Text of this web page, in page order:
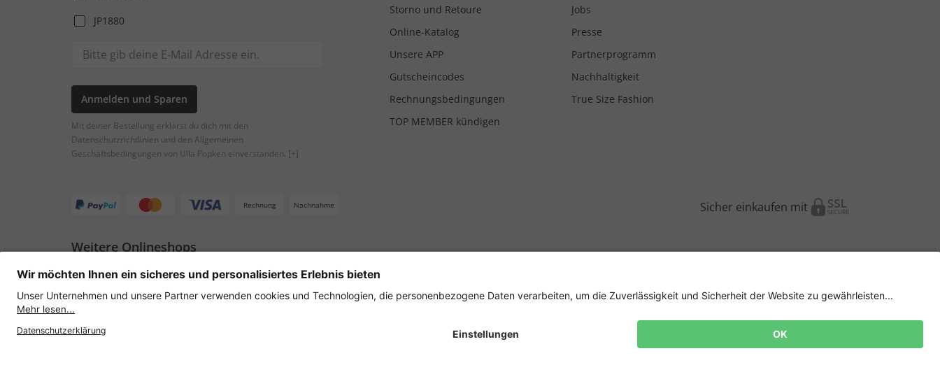
JP1880
Anmelden und Sparen
Mit deiner Bestellung erklärst du dich mit den
Datenschutzrichtlinien und den Allgemeinen
Geschäftsbedingungen von Ulla Popken einverstanden. [+]
Storno und Retoure
Online-Katalog
Unsere APP
Gutscheincodes
Rechnungsbedingungen
TOP MEMBER kündigen
Jobs
Presse
Partnerprogramm
Nachhaltigkeit
True Size Fashion
Rechnung Nachnahme Sicher einkaufen mit
Weitere Onlineshops
Österreich